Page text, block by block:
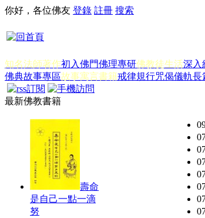
你好，各位佛友 登錄 註冊 搜索
知名法師著作初入佛門佛理專研佛教徒生活深入
佛典故事專區故事寓言書籍戒律規行咒偈儀軌長
最新佛教書籍
壽命
是自己一點一滴
努